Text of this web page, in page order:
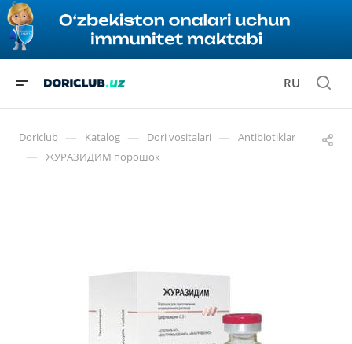
RU
Doriclub — Katalog — Dori vositalari — Antibiotiklar
— ЖУРАЗИДИМ порошок